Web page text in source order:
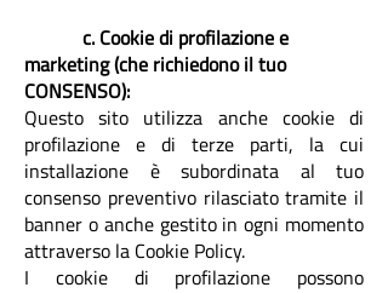
c. Cookie di profilazione e
marketing (che richiedono il tuo
CONSENSO):
Questo sito utilizza anche cookie di
profilazione e di terze parti, la cui
installazione è subordinata al tuo
consenso preventivo rilasciato tramite il
banner o anche gestito in ogni momento
attraverso la Cookie Policy.
I cookie di profilazione possono